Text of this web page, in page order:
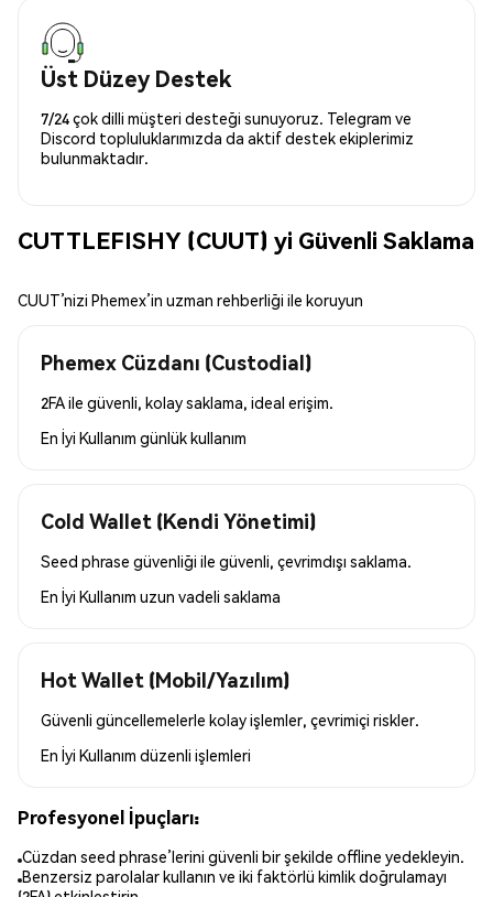
Üst Düzey Destek
7/24 çok dilli müşteri desteği sunuyoruz. Telegram ve
Discord topluluklarımızda da aktif destek ekiplerimiz
bulunmaktadır.
CUTTLEFISHY (CUUT) yi Güvenli Saklama
CUUT’nizi Phemex’in uzman rehberliği ile koruyun
Phemex Cüzdanı (Custodial)
2FA ile güvenli, kolay saklama, ideal erişim.
En İyi Kullanım günlük kullanım
Cold Wallet (Kendi Yönetimi)
Seed phrase güvenliği ile güvenli, çevrimdışı saklama.
En İyi Kullanım uzun vadeli saklama
Hot Wallet (Mobil/Yazılım)
Güvenli güncellemelerle kolay işlemler, çevrimiçi riskler.
En İyi Kullanım düzenli işlemleri
Profesyonel İpuçları:
Cüzdan seed phrase’lerini güvenli bir şekilde offline yedekleyin.
Benzersiz parolalar kullanın ve iki faktörlü kimlik doğrulamayı